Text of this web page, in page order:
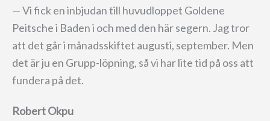
— Vi fick en inbjudan till huvudloppet Goldene
Peitsche i Baden i och med den här segern. Jag tror
att det går i månadsskiftet augusti, september. Men
det är ju en Grupp-löpning, så vi har lite tid på oss att
fundera på det.
Robert Okpu